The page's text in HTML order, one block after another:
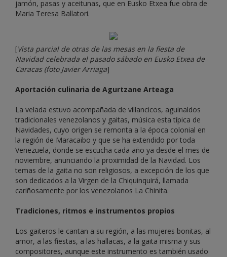
jamón, pasas y aceitunas, que en Eusko Etxea fue obra de
Maria Teresa Ballatori.
[Vista parcial de otras de las mesas en la fiesta de
Navidad celebrada el pasado sábado en Eusko Etxea de
Caracas (foto Javier Arriaga]
Aportación culinaria de Agurtzane Arteaga
La velada estuvo acompañada de villancicos, aguinaldos
tradicionales venezolanos y gaitas, música esta típica de
Navidades, cuyo origen se remonta a la época colonial en
la región de Maracaibo y que se ha extendido por toda
Venezuela, donde se escucha cada año ya desde el mes de
noviembre, anunciando la proximidad de la Navidad. Los
temas de la gaita no son religiosos, a excepción de los que
son dedicados a la Virgen de la Chiquinquirá, llamada
cariñosamente por los venezolanos La Chinita.
Tradiciones, ritmos e instrumentos propios
Los gaiteros le cantan a su región, a las mujeres bonitas, al
amor, a las fiestas, a las hallacas, a la gaita misma y sus
compositores, aunque este instrumento es también usado